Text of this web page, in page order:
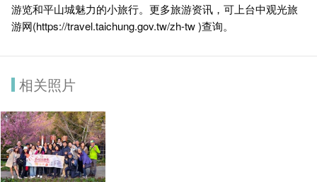
游览和平山城魅力的小旅行。更多旅游资讯，可上台中观光旅
游网(https://travel.taichung.gov.tw/zh-tw )查询。
相关照片